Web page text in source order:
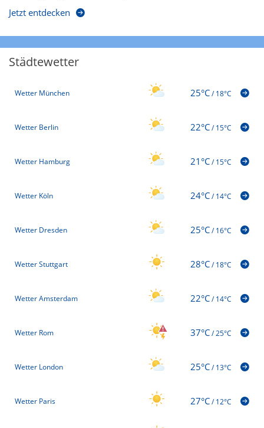
Jetzt entdecken
Städtewetter
Wetter München 25°C/18°C
Wetter Berlin 22°C/15°C
Wetter Hamburg 21°C/15°C
Wetter Köln 24°C/14°C
Wetter Dresden 25°C/16°C
Wetter Stuttgart 28°C/18°C
Wetter Amsterdam 22°C/14°C
Wetter Rom 37°C/25°C
Wetter London 25°C/13°C
Wetter Paris 27°C/12°C